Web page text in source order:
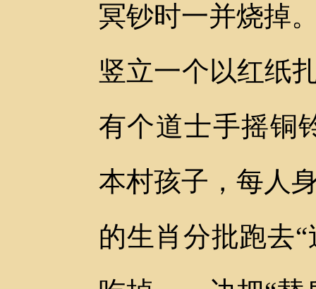
冥钞时一并烧掉
竖立一个以红纸
有个道士手摇铜
本村孩子，每人
的生肖分批跑去